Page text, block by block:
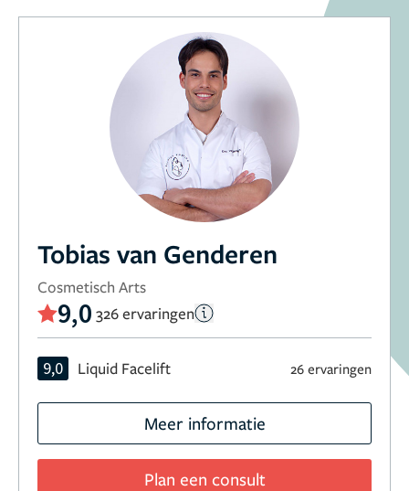
Tobias van Genderen
Cosmetisch Arts
9,0 326 ervaringen
9,0 Liquid Facelift 26 ervaringen
Meer informatie
Plan een consult